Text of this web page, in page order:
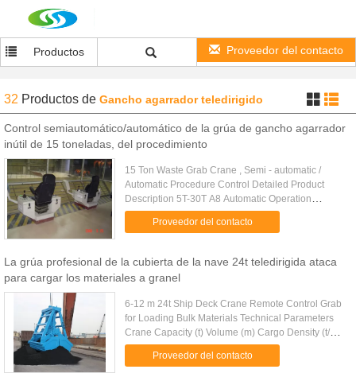
Productos Proveedor del contacto
32 Productos de Gancho agarrador teledirigido
Control semiautomático/automático de la grúa de gancho agarrador
inútil de 15 toneladas, del procedimiento
15 Ton Waste Grab Crane , Semi - automatic /
Automatic Procedure Control Detailed Product
Description 5T-30T A8 Automatic Operation
Electric Overhead Crane With Grab For Garbage-
Burning Power Plant QZLY Series ...
Proveedor del contacto
La grúa profesional de la cubierta de la nave 24t teledirigida ataca
para cargar los materiales a granel
6-12 m 24t Ship Deck Crane Remote Control Grab
for Loading Bulk Materials Technical Parameters
Crane Capacity (t) Volume (m) Cargo Density (t/m)
Cargo Weight (t) Grab Weight (t) Grab Model (EH)
Mark 10 4-6m 1.....
Proveedor del contacto